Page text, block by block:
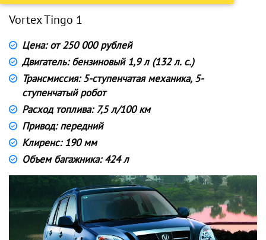
Vortex Tingo 1
Цена: от 250 000 рублей
Двигатель: бензиновый 1,9 л (132 л. с.)
Трансмиссия: 5-ступенчатая механика, 5-
ступенчатый робот
Расход топлива: 7,5 л/100 км
Привод: передний
Клиренс: 190 мм
Объем багажника: 424 л